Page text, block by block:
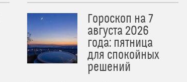
Гороскоп на 7
августа 2026
года: пятница
для спокойных
решений